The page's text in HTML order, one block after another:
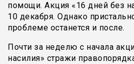
помощи. Акция «16 дней без
10 декабря. Однако
проблеме останется и после.
Почти за неделю с начала
насилия» стражи